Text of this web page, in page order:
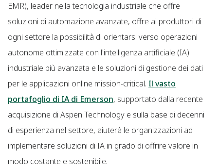
EMR), leader nella tecnologia industriale che offre
soluzioni di automazione avanzate, offre ai produttori di
ogni settore la possibilità di orientarsi verso operazioni
autonome ottimizzate con l'intelligenza artificiale (IA)
industriale più avanzata e le soluzioni di gestione dei dati
per le applicazioni online mission-critical. Il vasto
portafoglio di IA di Emerson, supportato dalla recente
acquisizione di Aspen Technology e sulla base di decenni
di esperienza nel settore, aiuterà le organizzazioni ad
implementare soluzioni di IA in grado di offrire valore in
modo costante e sostenibile.